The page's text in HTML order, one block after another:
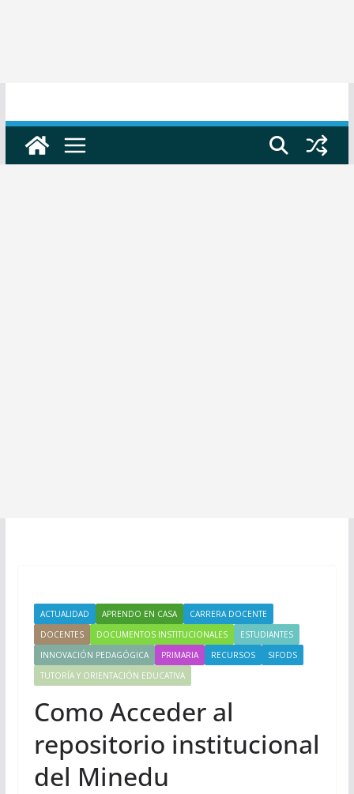
ACTUALIDAD APRENDO EN CASA
CARRERA DOCENTE
DOCENTES
DOCUMENTOS INSTITUCIONALES
ESTUDIANTES
INNOVACIÓN PEDAGÓGICA
PRIMARIA RECURSOS
SIFODS
TUTORÍA Y ORIENTACIÓN EDUCATIVA
Como Acceder al
repositorio institucional
del Minedu